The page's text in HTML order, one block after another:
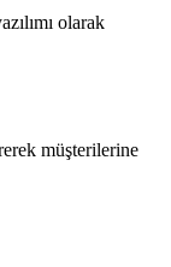
olarak
müşterilerine